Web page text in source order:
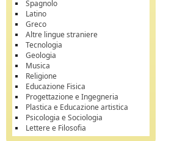
Spagnolo
Latino
Greco
Altre lingue straniere
Tecnologia
Geologia
Musica
Religione
Educazione Fisica
Progettazione e Ingegneria
Plastica e Educazione artistica
Psicologia e Sociologia
Lettere e Filosofia